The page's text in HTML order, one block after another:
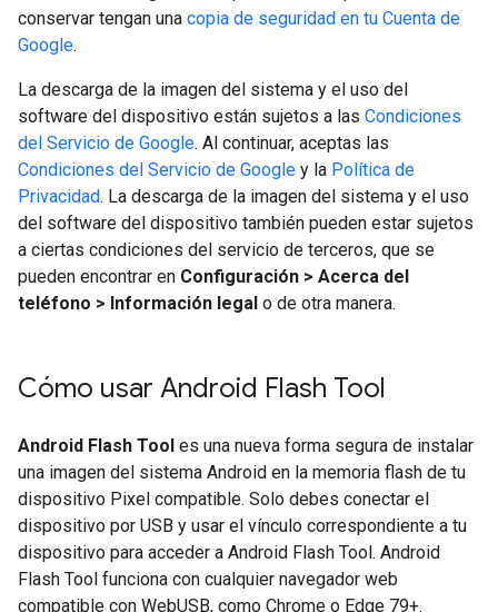
conservar tengan una copia de seguridad en tu Cuenta de
Google.
La descarga de la imagen del sistema y el uso del
software del dispositivo están sujetos a las Condiciones
del Servicio de Google. Al continuar, aceptas las
Condiciones del Servicio de Google y la Política de
Privacidad. La descarga de la imagen del sistema y el uso
del software del dispositivo también pueden estar sujetos
a ciertas condiciones del servicio de terceros, que se
pueden encontrar en Configuración > Acerca del
teléfono > Información legal o de otra manera.
Cómo usar Android Flash Tool
Android Flash Tool es una nueva forma segura de instalar
una imagen del sistema Android en la memoria flash de tu
dispositivo Pixel compatible. Solo debes conectar el
dispositivo por USB y usar el vínculo correspondiente a tu
dispositivo para acceder a Android Flash Tool. Android
Flash Tool funciona con cualquier navegador web
compatible con WebUSB, como Chrome o Edge 79+.